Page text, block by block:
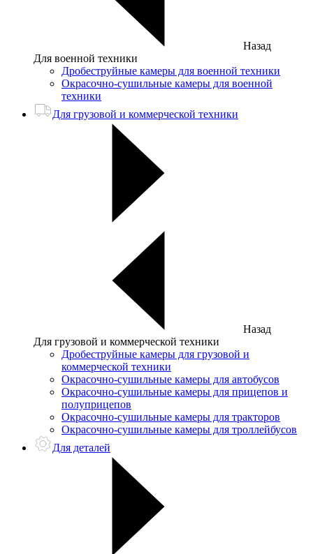
Назад
Для военной техники
Дробеструйные камеры для военной техники
Окрасочно-сушильные камеры для военной
техники
Для грузовой и коммерческой техники
Назад
Для грузовой и коммерческой техники
Дробеструйные камеры для грузовой и
коммерческой техники
Окрасочно-сушильные камеры для автобусов
Окрасочно-сушильные камеры для прицепов и
полуприцепов
Окрасочно-сушильные камеры для тракторов
Окрасочно-сушильные камеры для троллейбусов
Для деталей